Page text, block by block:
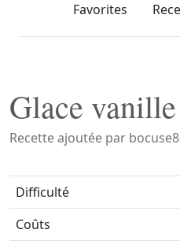
Favorites
Glace vanille
Recette ajoutée par
Difficulté
Coûts